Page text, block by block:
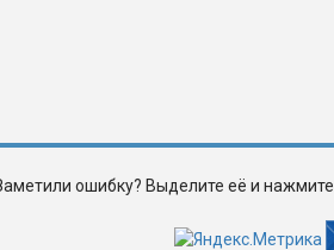
ошибку? Выделите её и нажмите